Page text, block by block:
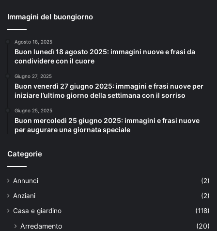
Immagini del buongiorno
Agosto 18, 2025
Buon lunedì 18 agosto 2025: immagini nuove e frasi da
condividere con il cuore
Giugno 27, 2025
Buon venerdì 27 giugno 2025: immagini e frasi nuove per
iniziare l’ultimo giorno della settimana con il sorriso
Giugno 25, 2025
Buon mercoledì 25 giugno 2025: immagini e frasi nuove
per augurare una giornata speciale
Categorie
Annunci
(2)
Anziani
(2)
Casa e giardino
(118)
Arredamento
(20)